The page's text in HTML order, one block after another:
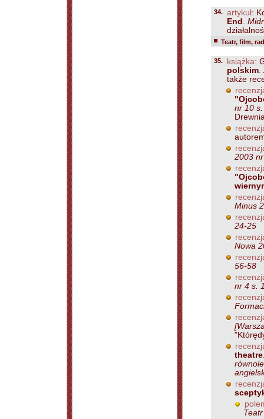
34. artykuł:
End .
Teatr, film,
35. książka:
polskim.
także
nr 10
2003
Minus
24-25
Nowa
56-58
nr 4 s.
theatre